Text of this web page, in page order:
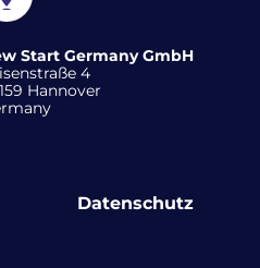
Start Germany GmbH
4
Hannover
Datenschutz